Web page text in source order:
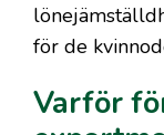
för de
Varför